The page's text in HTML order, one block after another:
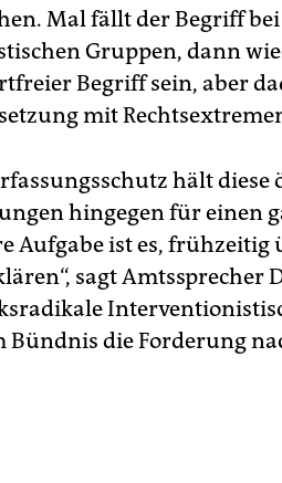
Mal fällt der Begriff
Gruppen, dann
Begriff sein, aber
mit
hält
hingegen für einen
Aufgabe ist es,
sagt Amtssprecher
Bündnis die Forderung